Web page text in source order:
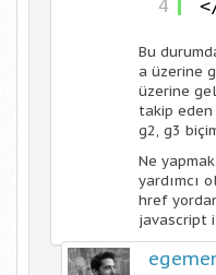
4
Bu
a üzerine
üzerine
takip
g2, g3
Ne
yardımcı
href
javascript